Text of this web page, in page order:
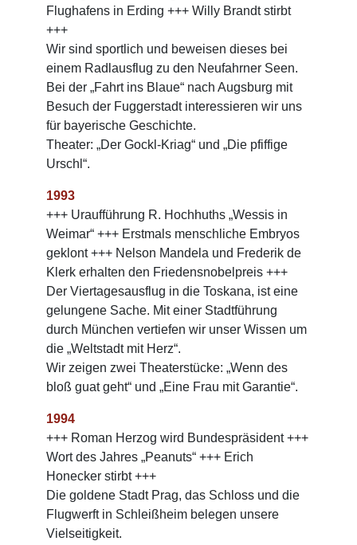
Flughafens in Erding +++ Willy Brandt stirbt
+++
Wir sind sportlich und beweisen dieses bei
einem Radlausflug zu den Neufahrner Seen.
Bei der „Fahrt ins Blaue“ nach Augsburg mit
Besuch der Fuggerstadt interessieren wir uns
für bayerische Geschichte.
Theater: „Der Gockl-Kriag“ und „Die pfiffige
Urschl“.
1993
+++ Uraufführung R. Hochhuths „Wessis in
Weimar“ +++ Erstmals menschliche Embryos
geklont +++ Nelson Mandela und Frederik de
Klerk erhalten den Friedensnobelpreis +++
Der Viertagesausflug in die Toskana, ist eine
gelungene Sache. Mit einer Stadtführung
durch München vertiefen wir unser Wissen um
die „Weltstadt mit Herz“.
Wir zeigen zwei Theaterstücke: „Wenn des
bloß guat geht“ und „Eine Frau mit Garantie“.
1994
+++ Roman Herzog wird Bundespräsident +++
Wort des Jahres „Peanuts“ +++ Erich
Honecker stirbt +++
Die goldene Stadt Prag, das Schloss und die
Flugwerft in Schleißheim belegen unsere
Vielseitigkeit.